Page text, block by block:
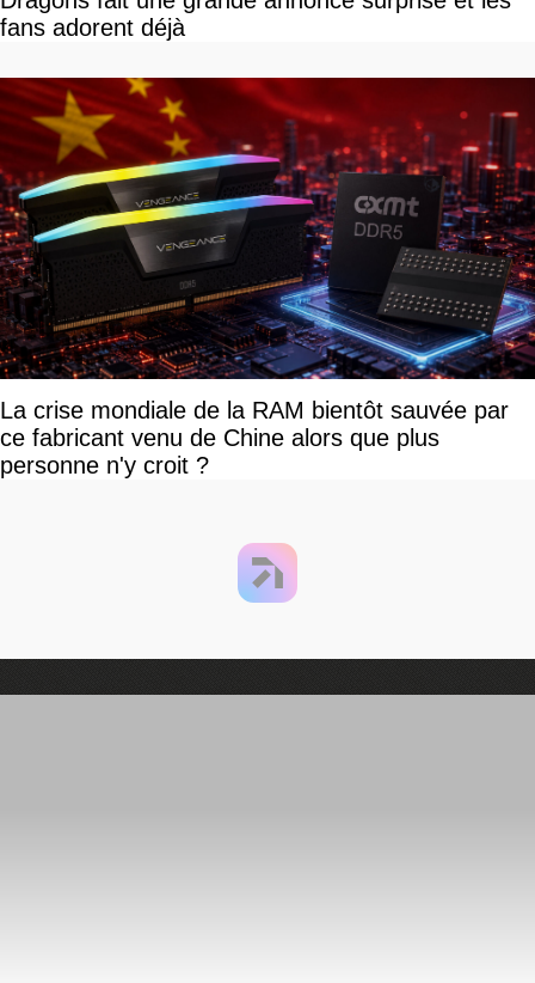
fans adorent déjà
La crise mondiale de la RAM bientôt sauvée par
ce fabricant venu de Chine alors que plus
personne n'y croit ?